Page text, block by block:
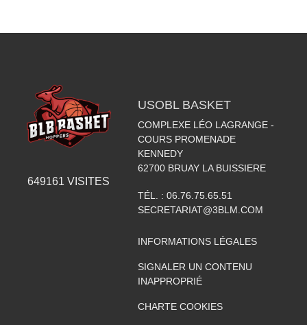
649161 VISITES
USOBL BASKET
COMPLEXE LÉO LAGRANGE -
COURS PROMENADE
KENNEDY
62700 BRUAY LA BUISSIERE
TÉL. : 06.76.75.65.51
SECRETARIAT@3BLM.COM
INFORMATIONS LÉGALES
SIGNALER UN CONTENU
INAPPROPRIÉ
CHARTE COOKIES